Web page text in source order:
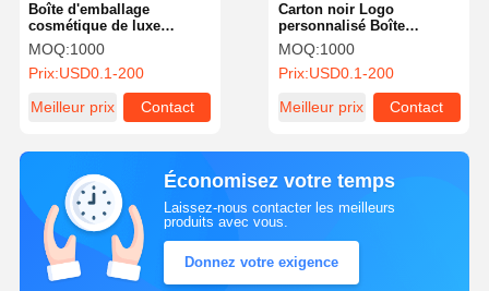
Boîte d'emballage
cosmétique de luxe
Bouteille de Cologne
Noire Boîte cadeau à
l'extérieur Avec doublure
MOQ:1000
Prix:USD0.1-200
Meilleur prix
Contact
Carton noir Logo
personnalisé Boîte
d'emballage haut de
gamme Flip magnétique
haute densité
MOQ:1000
Prix:USD0.1-200
Meilleur prix
Contact
Économisez votre temps
Laissez-nous contacter les meilleurs
produits avec vous.
Donnez votre exigence